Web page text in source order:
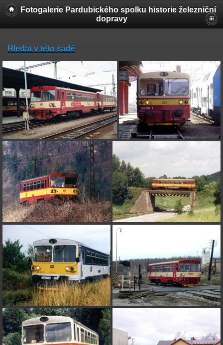
Fotogalerie Pardubického spolku historie železniční
dopravy
Hledat v této sadě